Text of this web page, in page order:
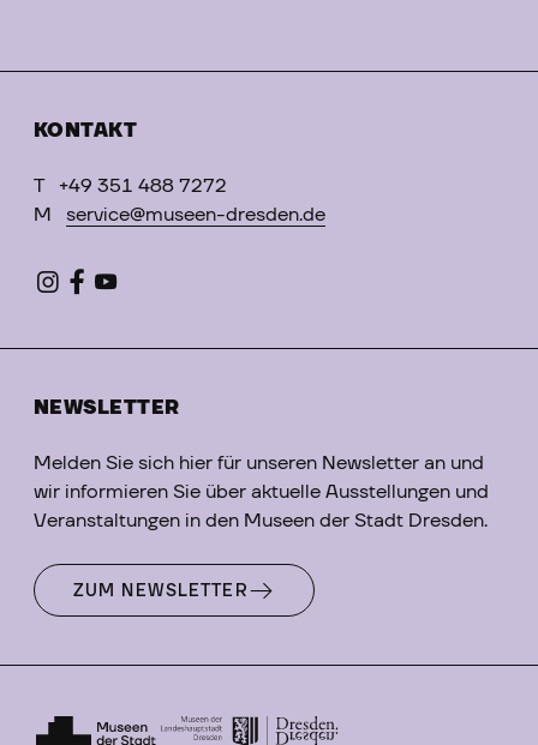
KONTAKT
T
+49 351 488 7272
M
service@museen-dresden.de
NEWSLETTER
Melden Sie sich hier für unseren Newsletter an und
wir informieren Sie über aktuelle Ausstellungen und
Veranstaltungen in den Museen der Stadt Dresden.
ZUM NEWSLETTER